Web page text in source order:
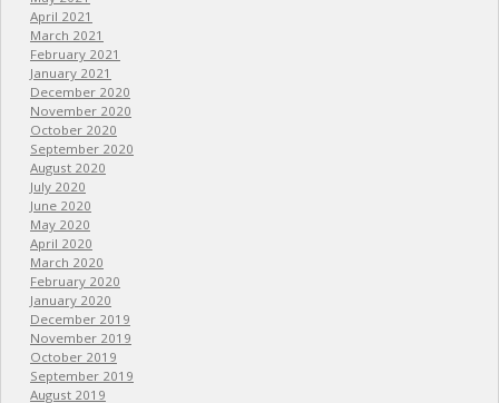
April 2021
March 2021
February 2021
January 2021
December 2020
November 2020
October 2020
September 2020
August 2020
July 2020
June 2020
May 2020
April 2020
March 2020
February 2020
January 2020
December 2019
November 2019
October 2019
September 2019
August 2019